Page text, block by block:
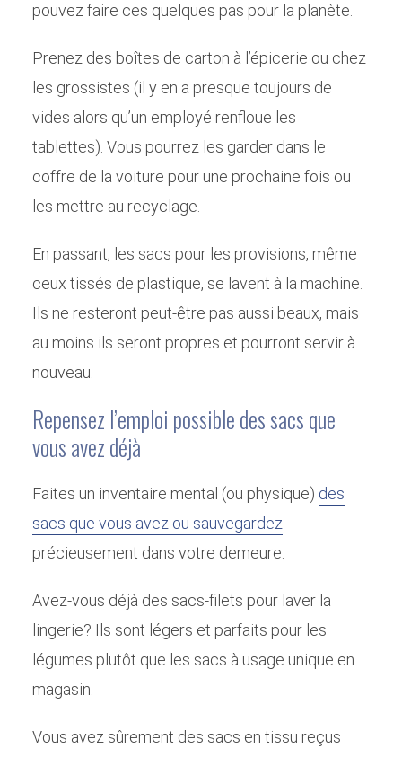
pouvez faire ces quelques pas pour la planète.
Prenez des boîtes de carton à l’épicerie ou chez
les grossistes (il y en a presque toujours de
vides alors qu’un employé renfloue les
tablettes). Vous pourrez les garder dans le
coffre de la voiture pour une prochaine fois ou
les mettre au recyclage.
En passant, les sacs pour les provisions, même
ceux tissés de plastique, se lavent à la machine.
Ils ne resteront peut-être pas aussi beaux, mais
au moins ils seront propres et pourront servir à
nouveau.
Repensez l’emploi possible des sacs que
vous avez déjà
Faites un inventaire mental (ou physique) des
sacs que vous avez ou sauvegardez
précieusement dans votre demeure.
Avez-vous déjà des sacs-filets pour laver la
lingerie? Ils sont légers et parfaits pour les
légumes plutôt que les sacs à usage unique en
magasin.
Vous avez sûrement des sacs en tissu reçus